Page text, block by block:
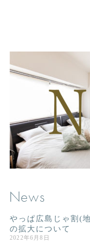
News
やっぱ広島じゃ割(
の拡大について
2022年6月8日